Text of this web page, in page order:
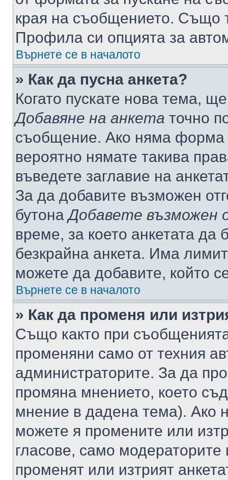
края на съобщението. Също
Профила си опцията за
Върнете се в началото
» Как да пусна анкета?
Когато пускате нова тема,
Добавяне на анкета точно
съобщение. Ако няма форма
вероятно нямате такива
въведете заглавие на
За да добавите възможен
бутонаДобавете възможен
време, за което анкетата да
безкрайна анкета. Има
можете да добавите, който
Върнете се в началото
» Как да променя или
Също както при
променяни само от техния
администраторите. За да
промяна мнението, което
мнение в дадена тема). Ако
можете я промените или
гласове, само
променят или изтрият